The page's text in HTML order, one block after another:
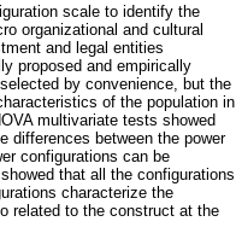
scale to identify the
organizational and cultural
and legal entities
proposed and empirically
by convenience, but the
of the population in
multivariate tests showed
differences between the power
configurations can be
that all the configurations
characterize the
related to the construct at the